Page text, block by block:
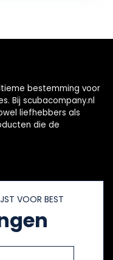
bestemming voor
Bij scubacompany.nl
liefhebbers als
die de
VOOR BEST